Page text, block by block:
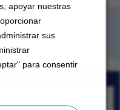
apoyar nuestras
sus
para consentir